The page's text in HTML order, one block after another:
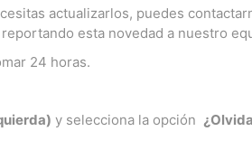
actualizarlos, puedes
esta novedad a nuestro
24 horas.
y selecciona la opción